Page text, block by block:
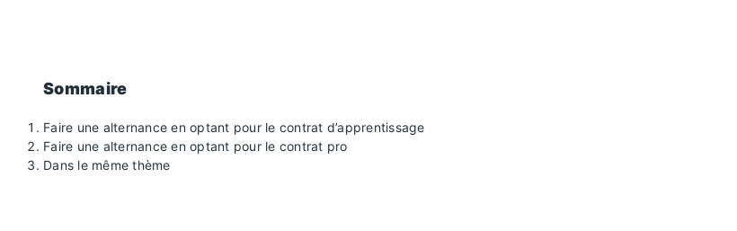
Sommaire
Faire une alternance en optant pour le contrat d’apprentissage
Faire une alternance en optant pour le contrat pro
Dans le même thème